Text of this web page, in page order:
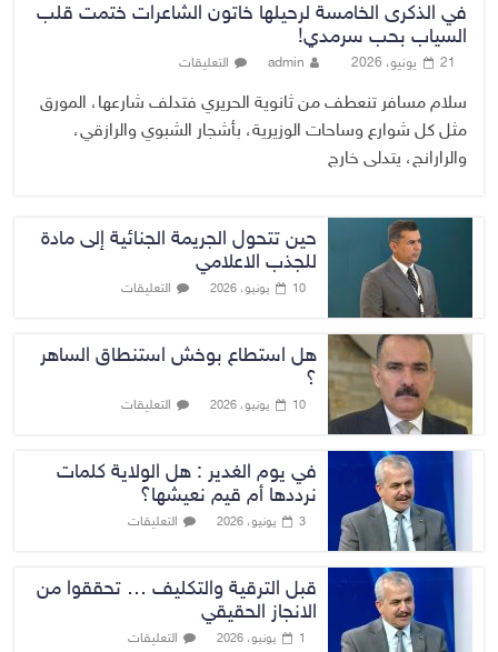
في الذكرى الخامسة لرحيلها خاتون الشاعرات ختمت قلب
السياب بحب سرمدي!
21 يونيو، 2026 admin التعليقات
سلام مسافر تنعطف من ثانوية الحريري فتدلف شارعها، المورق
مثل كل شوارع وساحات الوزيرية، بأشجار الشبوي والرازقي،
والرارانج، يتدلى خارج
حين تتحول الجريمة الجنائية إلى مادة
للجذب الاعلامي
10 يونيو، 2026 التعليقات
هل استطاع بوخش استنطاق الساهر
؟
10 يونيو، 2026 التعليقات
في يوم الغدير : هل الولاية كلمات
نرددها أم قيم نعيشها؟
3 يونيو، 2026 التعليقات
قبل الترقية والتكليف … تحققوا من
الانجاز الحقيقي
1 يونيو، 2026 التعليقات